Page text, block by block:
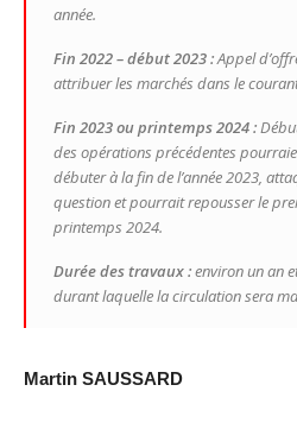
année.
Fin 2022 – début 2023 :Appel
attribuer les marchés dans le
Fin 2023 ou printemps 2024 :
des opérations précédentes
débuter à la fin de l’année 2023,
question et pourrait repousser le
printemps 2024.
Durée des travaux :environ un an
durant laquelle la circulation sera
Martin SAUSSARD